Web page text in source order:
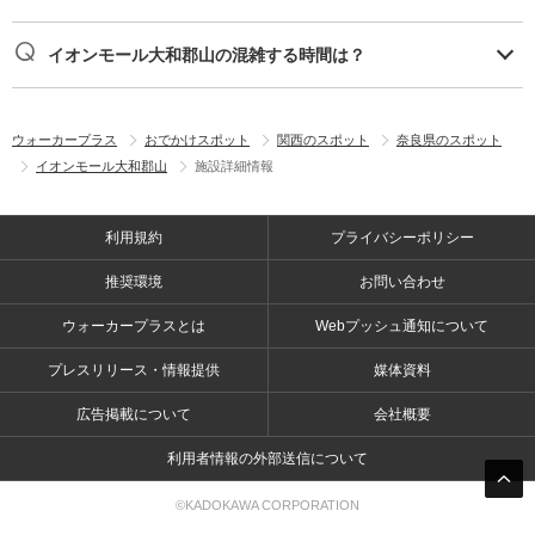
イオンモール大和郡山の混雑する時間は？
ウォーカープラス おでかけスポット 関西のスポット
奈良県のスポット
イオンモール大和郡山
施設詳細情報
利用規約 プライバシーポリシー
推奨環境 お問い合わせ
ウォーカープラスとは Webプッシュ通知について
プレスリリース・情報提供 媒体資料
広告掲載について 会社概要
利用者情報の外部送信について
©KADOKAWA CORPORATION